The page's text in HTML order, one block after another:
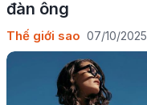
đàn ông
Thế giới sao 07/10/